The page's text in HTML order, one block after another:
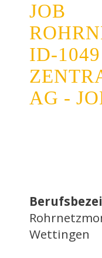
JOB
ID-
AG -
Wettingen